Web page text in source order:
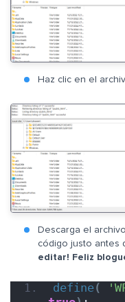
Haz clic en el
Descarga el archivo
código justo antes
editar! Feliz
define(